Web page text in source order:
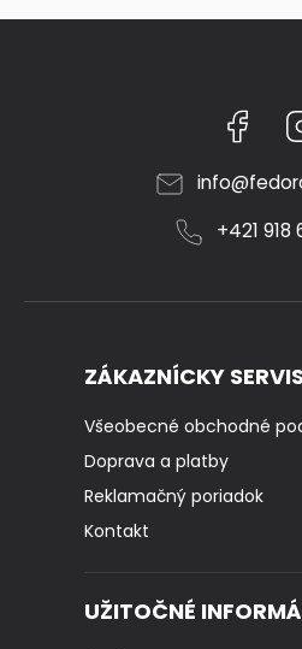
info@
+421 918
ZÁKAZNÍCKY SERVIS
Všeobecné obchodné
Doprava a platby
Reklamačný poriadok
Kontakt
UŽITOČNÉ